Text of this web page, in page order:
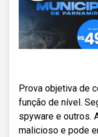
Prova objetiva de
função de nível.
spyware e outros.
malicioso e pode